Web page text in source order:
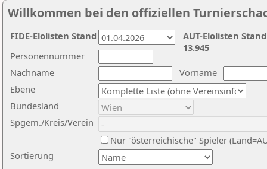
Willkommen bei den offiziellen
Nachname
Vorname
Ebene
Sortierung
Personennummer
Bundesland
Spgem./Kreis/Verein
Nur "österreichische" Spieler
AUT-Elolisten
13.945
FIDE-Elolisten Stand